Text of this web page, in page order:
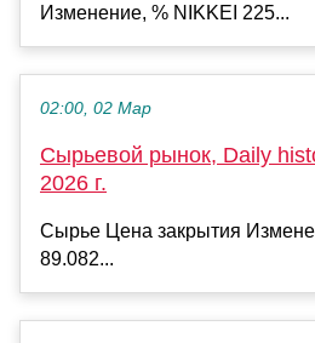
Изменение, % NIKKEI 225...
02:00, 02 Мар
Сырьевой рынок, Daily
2026 г.
Сырье Цена закрытия
89.082...